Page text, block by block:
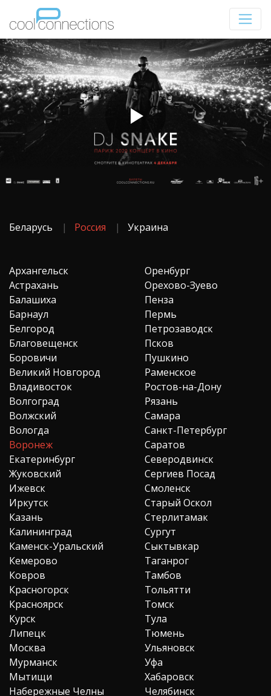
Беларусь Россия Украина
Архангельск
Астрахань
Балашиха
Барнаул
Белгород
Благовещенск
Боровичи
Великий Новгород
Владивосток
Волгоград
Волжский
Вологда
Воронеж
Екатеринбург
Жуковский
Ижевск
Иркутск
Казань
Калининград
Каменск-Уральский
Кемерово
Ковров
Красногорск
Красноярск
Курск
Липецк
Москва
Мурманск
Мытищи
Набережные Челны
Оренбург
Орехово-Зуево
Пенза
Пермь
Петрозаводск
Псков
Пушкино
Раменское
Ростов-на-Дону
Рязань
Самара
Санкт-Петербург
Саратов
Северодвинск
Сергиев Посад
Смоленск
Старый Оскол
Стерлитамак
Сургут
Сыктывкар
Таганрог
Тамбов
Тольятти
Томск
Тула
Тюмень
Ульяновск
Уфа
Хабаровск
Челябинск